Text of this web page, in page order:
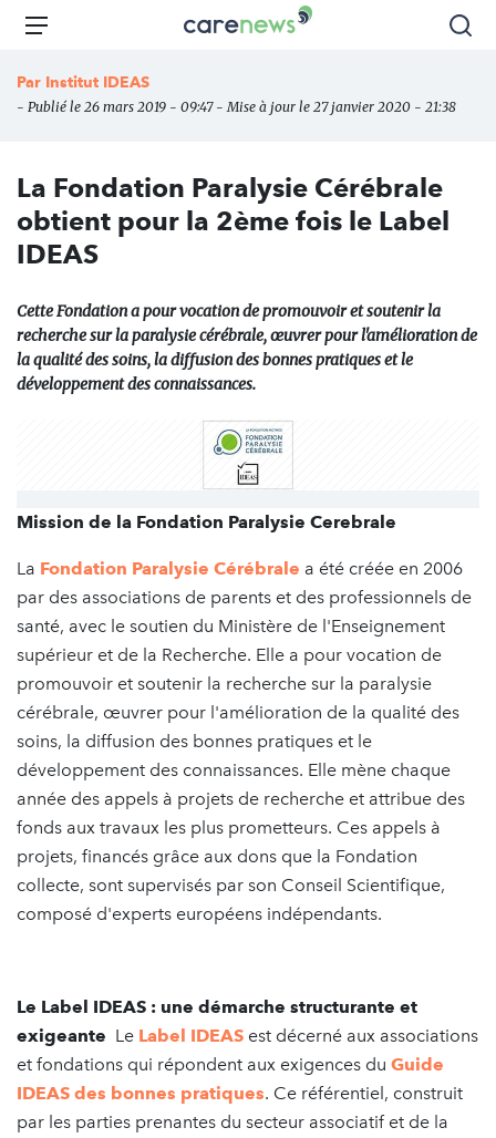
Aller
principal
Carenews,
des
l'engagement
Menu
Par Institut IDEAS
- Publié le 26 mars 2019 - 09:47 - Mise à jour le 27 janvier 2020 - 21:38
La Fondation Paralysie Cérébrale
obtient pour la 2ème fois le Label
IDEAS
Cette Fondation a pour vocation de promouvoir et soutenir la
recherche sur la paralysie cérébrale, œuvrer pour l'amélioration de
la qualité des soins, la diffusion des bonnes pratiques et le
développement des connaissances.
Mission de la Fondation Paralysie Cerebrale
La Fondation Paralysie Cérébrale a été créée en 2006
par des associations de parents et des professionnels de
santé, avec le soutien du Ministère de l'Enseignement
supérieur et de la Recherche. Elle a pour vocation de
promouvoir et soutenir la recherche sur la paralysie
cérébrale, œuvrer pour l'amélioration de la qualité des
soins, la diffusion des bonnes pratiques et le
développement des connaissances. Elle mène chaque
année des appels à projets de recherche et attribue des
fonds aux travaux les plus prometteurs. Ces appels à
projets, financés grâce aux dons que la Fondation
collecte, sont supervisés par son Conseil Scientifique,
composé d'experts européens indépendants.
Le Label IDEAS : une démarche structurante et
exigeante Le Label IDEAS est décerné aux associations
et fondations qui répondent aux exigences du Guide
IDEAS des bonnes pratiques. Ce référentiel, construit
par les parties prenantes du secteur associatif et de la